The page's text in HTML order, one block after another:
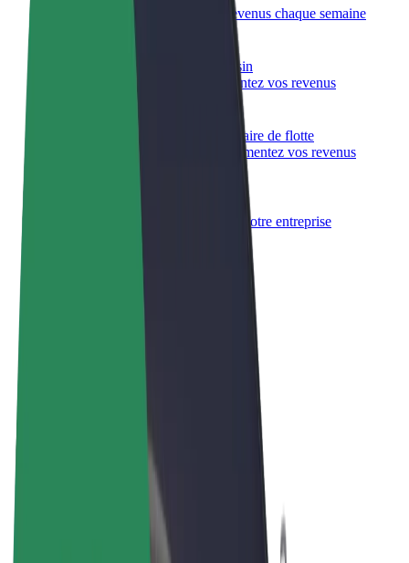
Livrez des repas et générez des revenus chaque semaine
Ajouter un restaurant ou un magasin
Atteignez plus de clients et augmentez vos revenus
Inscrivez-vous en tant que propriétaire de flotte
Ajoutez votre flotte sur Bolt et augmentez vos revenus
Produits et services Bolt adaptés à votre entreprise